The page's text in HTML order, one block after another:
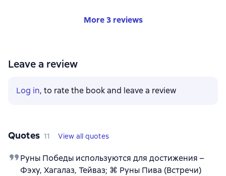
More 3 reviews
Leave a review
Log in, to rate the book and leave a review
Quotes 11 View all quotes
Руны Победы используются для достижения –
Фэху, Хагалаз, Тейваз; ⌘ Руны Пива (Встречи)